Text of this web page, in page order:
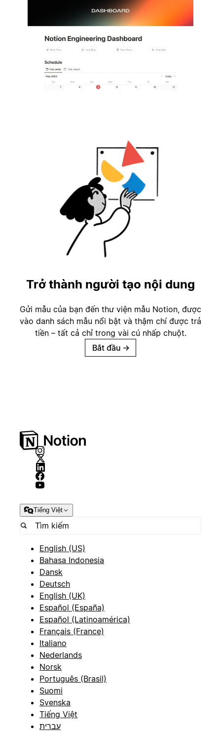
Trở thành người tạo nội dung
Gửi mẫu của bạn đến thư viện mẫu Notion, được
vào danh sách mẫu nổi bật và thậm chí được trả
tiền – tất cả chỉ trong vài cú nhấp chuột.
Bắt đầu →
Tiếng Việt
English (US)
Bahasa Indonesia
Dansk
Deutsch
English (UK)
Español (España)
Español (Latinoamérica)
Français (France)
Italiano
Nederlands
Norsk
Português (Brasil)
Suomi
Svenska
Tiếng Việt
עברית